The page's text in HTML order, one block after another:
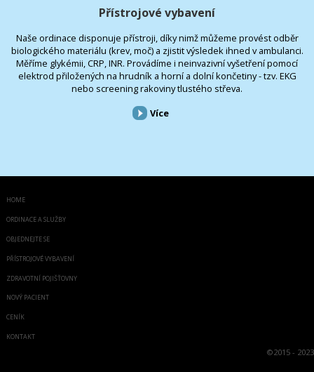
Přístrojové vybavení
Naše ordinace disponuje přístroji, díky nimž můžeme provést odběr
biologického materiálu (krev, moč) a zjistit výsledek ihned v ambulanci.
Měříme glykémii, CRP, INR. Provádíme i neinvazivní vyšetření pomocí
elektrod přiložených na hrudník a horní a dolní končetiny - tzv. EKG
nebo screening rakoviny tlustého střeva.
Více
HOME
ORDINACE A SLUŽBY
OBJEDNEJTE SE
PŘÍSTROJOVÉ VYBAVENÍ
ZDRAVOTNÍ POJIŠŤOVNY
NOVÝ PACIENT
CENÍK
KONTAKT
©2015 - 2023